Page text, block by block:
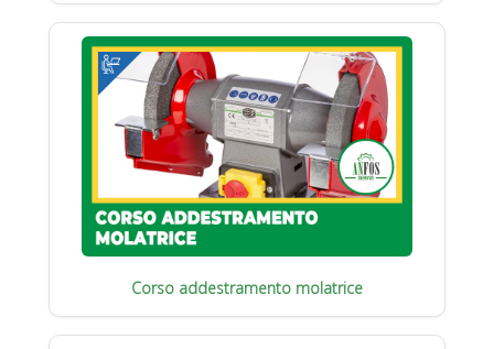
Corso addestramento molatrice